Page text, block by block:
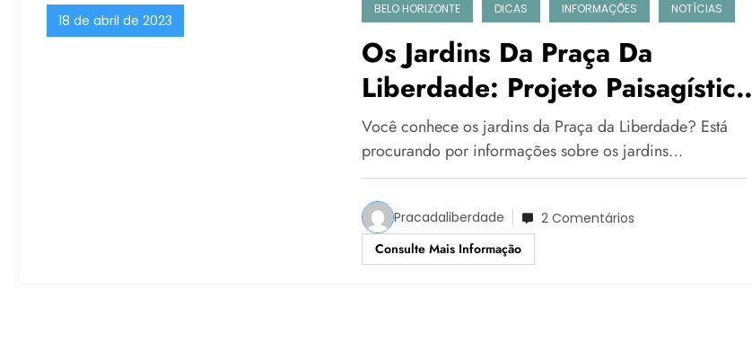
18 de abril de 2023
BELO HORIZONTE DICAS INFORMAÇÕES NOTÍCIAS
Os Jardins Da Praça Da
Liberdade: Projeto Paisagístico
E Flora!
Você conhece os jardins da Praça da Liberdade? Está
procurando por informações sobre os jardins…
Pracadaliberdade
2 Comentários
Consulte Mais Informação